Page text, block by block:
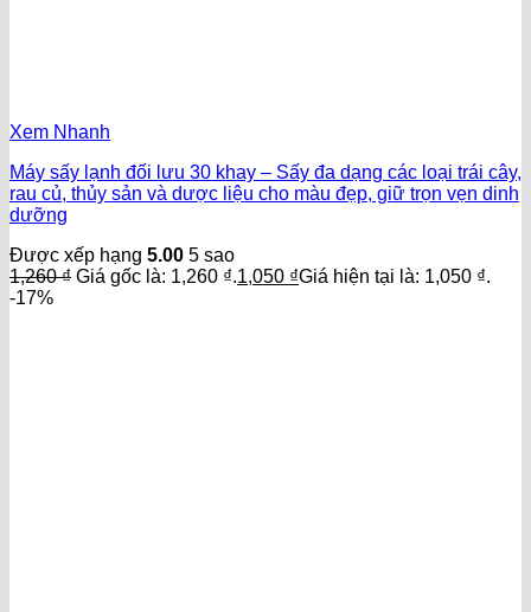
Xem Nhanh
Máy sấy lạnh đối lưu 30 khay – Sấy đa dạng các loại trái cây,
rau củ, thủy sản và dược liệu cho màu đẹp, giữ trọn vẹn dinh
dưỡng
Được xếp hạng 5.00 5 sao
1,260₫ Giá gốc là: 1,260 ₫.1,050 ₫Giá hiện tại là: 1,050 ₫.
-17%